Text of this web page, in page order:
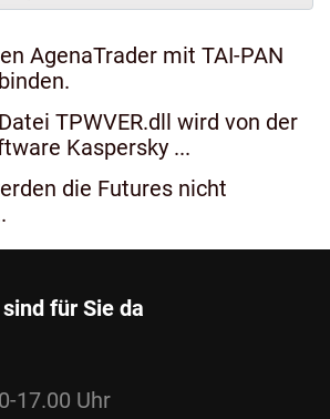
AgenaTrader mit TAI-PAN
TPWVER.dll wird von der
Kaspersky ...
die Futures nicht
für Sie da
17.00 Uhr